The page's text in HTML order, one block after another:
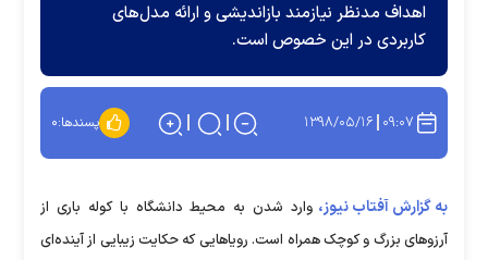
اهداف مدنظر نیازمند بازاندیشی و ارائه مدل‌های
کاربردی در این خصوص است.
۰۹:۰۷ ۱۳۹۸/۰۵/۱۶ پسندها:۰
به گزارش آفتاب نیوز، وارد شدن به محیط‌ دانشگاه با کوله باری از
آرزوهای بزرگ و کوچک همراه است. رویاهایی که حکایت زیبایی از آینده‌ای